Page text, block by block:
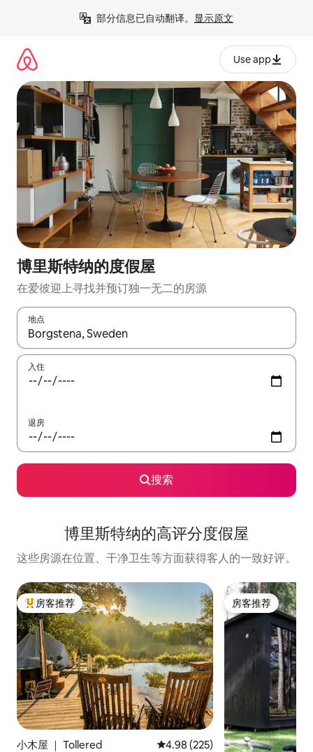
部分信息已自动翻译。 显示原文
Use app
博里斯特纳的度假屋
在爱彼迎上寻找并预订独一无二的房源
地点
如有搜索结果，请使用上下方向键查看，或通过点击或滑动手势
入住
退房
搜索
博里斯特纳的高评分度假屋
这些房源在位置、干净卫生等方面获得客人的一致好评。
热门「房客推荐」
房客推荐
小木屋 ｜ Tollered 平均评分 4.98 分（满分 5 分），
4.98 (225)
房客推荐
房客推荐